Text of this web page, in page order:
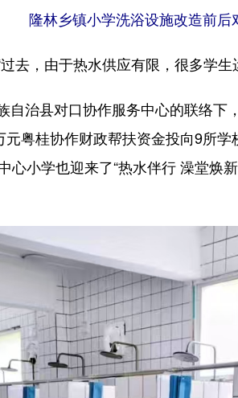
隆林乡镇小学洗浴设施改造前后
，由于热水供应有限，很多学生
治县对口协作服务中心的联络下
粤桂协作财政帮扶资金投向9所
心小学也迎来了“热水伴行 澡堂